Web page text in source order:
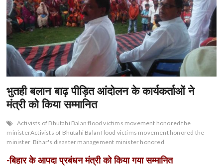
भुतही बलान बाढ़ पीड़ित आंदोलन के कार्यकर्ताओं ने
मंत्री को किया सम्मानित
Activists of Bhutahi Balan flood victims movement honored the
ministerActivists of Bhutahi Balan flood victims movement honored the
minister Bihar's disaster management minister honored
-बिहार के आपदा प्रबंधन मंत्री को किया गया सम्मानित